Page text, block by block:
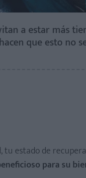
a estar más
que esto no
tu estado de
para su